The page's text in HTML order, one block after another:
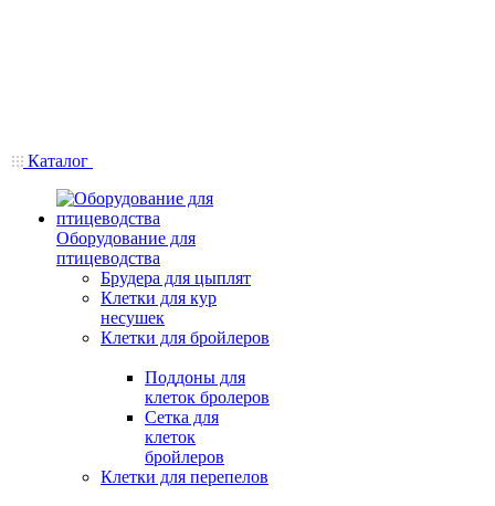
Каталог
Оборудование для
птицеводства
Брудера для цыплят
Клетки для кур
несушек
Клетки для бройлеров
Поддоны для
клеток бролеров
Сетка для
клеток
бройлеров
Клетки для перепелов